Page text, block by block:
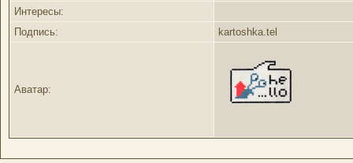
Интересы:
Подпись:
kartoshka.tel
Аватар: